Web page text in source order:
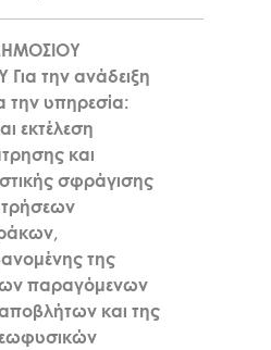
την ανάδειξη
την υπηρεσία:
εκτέλεση
και
σφράγισης
της
παραγόμενων
και της